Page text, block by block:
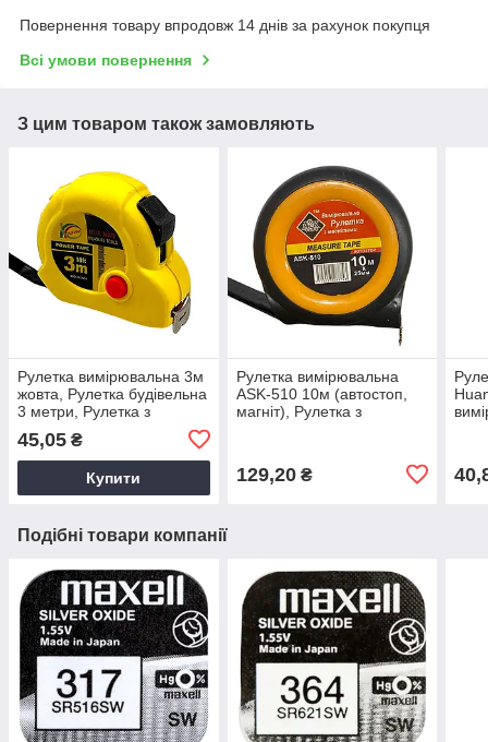
Повернення товару впродовж 14 днів за рахунок покупця
Всі умови повернення
З цим товаром також замовляють
Рулетка вимірювальна 3м
жовта, Рулетка будівельна
3 метри, Рулетка з
45,05 ₴
Купити
Рулетка вимірювальна
ASK-510 10м (автостоп,
магніт), Рулетка з
129,20₴
Подібні товари компанії